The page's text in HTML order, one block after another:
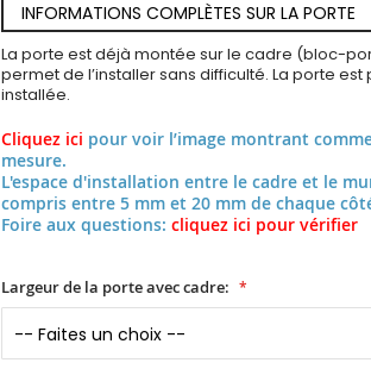
INFORMATIONS COMPLÈTES SUR LA PORTE
La porte est déjà montée sur le cadre (bloc-
permet de l’installer sans difficulté. La porte est
installée.
Cliquez ici pour voir l’image montrant
mesure.
L'espace d'installation entre le cadre et le
compris entre 5 mm et 20 mm de chaque
Foire aux questions:cliquez ici pour vérifier
Largeur de la porte avec cadre: